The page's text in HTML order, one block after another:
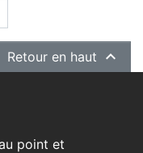
Retour en haut 
point et